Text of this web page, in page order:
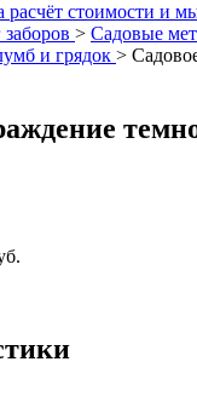
расчёт стоимости и
> Садовые
и грядок >